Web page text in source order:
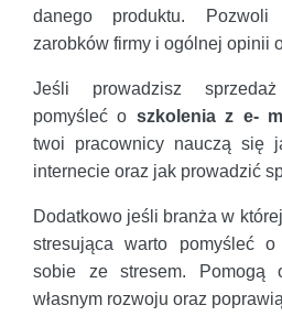
danego produktu.
zarobków firmy i ogólnej opinii
Jeśli prowadzisz
pomyśleć o szkolenia z e-
twoi pracownicy nauczą się
internecie oraz jak prowadzić
Dodatkowo jeśli branża w
stresująca warto pomyśleć
sobie ze stresem. Pomogą
własnym rozwoju oraz